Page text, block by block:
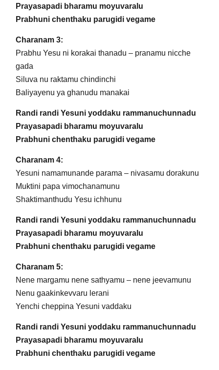
Prayasapadi bharamu moyuvaralu
Prabhuni chenthaku parugidi vegame
Charanam 3:
Prabhu Yesu ni korakai thanadu – pranamu nicche
gada
Siluva nu raktamu chindinchi
Baliyayenu ya ghanudu manakai
Randi randi Yesuni yoddaku rammanuchunnadu
Prayasapadi bharamu moyuvaralu
Prabhuni chenthaku parugidi vegame
Charanam 4:
Yesuni namamunande parama – nivasamu dorakunu
Muktini papa vimochanamunu
Shaktimanthudu Yesu ichhunu
Randi randi Yesuni yoddaku rammanuchunnadu
Prayasapadi bharamu moyuvaralu
Prabhuni chenthaku parugidi vegame
Charanam 5:
Nene margamu nene sathyamu – nene jeevamunu
Nenu gaakinkevvaru lerani
Yenchi cheppina Yesuni vaddaku
Randi randi Yesuni yoddaku rammanuchunnadu
Prayasapadi bharamu moyuvaralu
Prabhuni chenthaku parugidi vegame